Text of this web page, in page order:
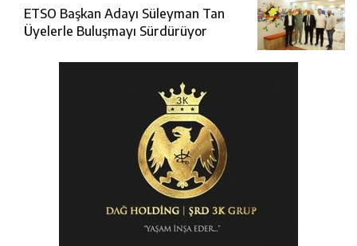
ETSO Başkan Adayı Süleyman Tan
Üyelerle Buluşmayı Sürdürüyor